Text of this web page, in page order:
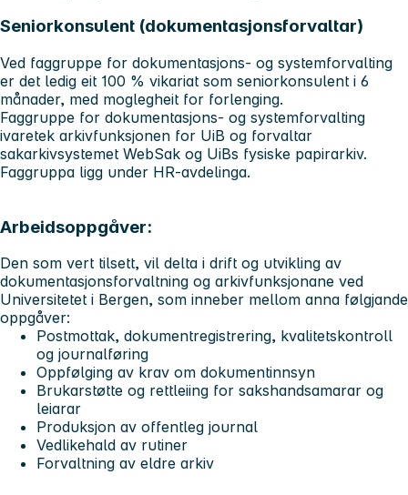
Seniorkonsulent (dokumentasjonsforvaltar)
Ved faggruppe for dokumentasjons- og systemforvalting
er det ledig eit 100 % vikariat som seniorkonsulent i 6
månader, med moglegheit for forlenging.
Faggruppe for dokumentasjons- og systemforvalting
ivaretek arkivfunksjonen for UiB og forvaltar
sakarkivsystemet WebSak og UiBs fysiske papirarkiv.
Faggruppa ligg under HR-avdelinga.
Arbeidsoppgåver:
Den som vert tilsett, vil delta i drift og utvikling av
dokumentasjonsforvaltning og arkivfunksjonane ved
Universitetet i Bergen, som inneber mellom anna følgjande
oppgåver:
Postmottak, dokumentregistrering, kvalitetskontroll
og journalføring
Oppfølging av krav om dokumentinnsyn
Brukarstøtte og rettleiing for sakshandsamarar og
leiarar
Produksjon av offentleg journal
Vedlikehald av rutiner
Forvaltning av eldre arkiv